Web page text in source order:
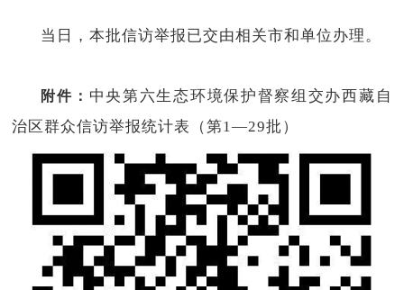
当日，本批信访举报已交由相关市和单位办理。
附件： 中央第六生态环境保护督察组交办西藏自
治区群众信访举报统计表（第1—29批）